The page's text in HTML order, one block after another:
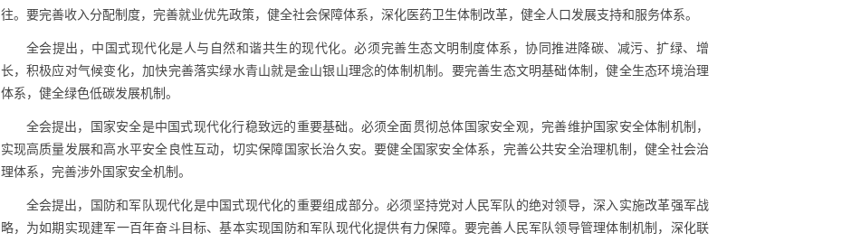
往。要完善收入分配制度，完善就业优先政策，健全社会保障体系，深化医药卫生体制改革，健全人口发展支持和服务体系。
全会提出，中国式现代化是人与自然和谐共生的现代化。必须完善生态文明制度体系，协同推进降碳、减污、扩绿、增
长，积极应对气候变化，加快完善落实绿水青山就是金山银山理念的体制机制。要完善生态文明基础体制，健全生态环境治理
体系，健全绿色低碳发展机制。
全会提出，国家安全是中国式现代化行稳致远的重要基础。必须全面贯彻总体国家安全观，完善维护国家安全体制机制，
实现高质量发展和高水平安全良性互动，切实保障国家长治久安。要健全国家安全体系，完善公共安全治理机制，健全社会治
理体系，完善涉外国家安全机制。
全会提出，国防和军队现代化是中国式现代化的重要组成部分。必须坚持党对人民军队的绝对领导，深入实施改革强军战
略，为如期实现建军一百年奋斗目标、基本实现国防和军队现代化提供有力保障。要完善人民军队领导管理体制机制，深化联